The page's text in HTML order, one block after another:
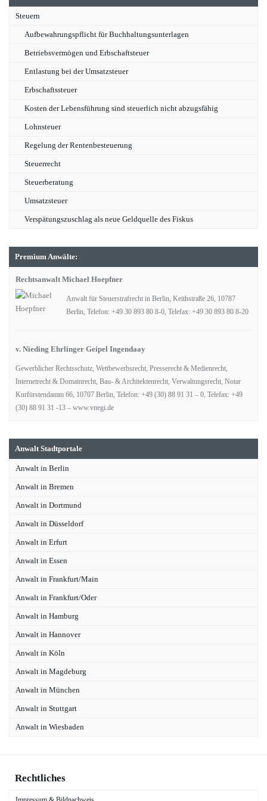
Steuern
Aufbewahrungspflicht für Buchhaltungsunterlagen
Betriebsvermögen und Erbschaftsteuer
Entlastung bei der Umsatzsteuer
Erbschaftssteuer
Kosten der Lebensführung sind steuerlich nicht abzugsfähig
Lohnsteuer
Regelung der Rentenbesteuerung
Steuerrecht
Steuerberatung
Umsatzsteuer
Verspätungszuschlag als neue Geldquelle des Fiskus
Premium Anwälte:
Rechtsanwalt Michael Hoepfner
Anwalt für Steuerstrafrecht in Berlin, Keithstraße 26, 10787
Berlin, Telefon: +49 30 893 80 8-0, Telefax: +49 30 893 80 8-20
v. Nieding Ehrlinger Geipel Ingendaay
Gewerblicher Rechtsschutz, Wettbewerbsrecht, Presserecht & Medienrecht,
Internetrecht & Domainrecht, Bau- & Architektenrecht, Verwaltungsrecht, Notar
Kurfürstendamm 66, 10707 Berlin, Telefon: +49 (30) 88 91 31 – 0, Telefax: +49
(30) 88 91 31 -13 – www.vnegi.de
Anwalt Stadtportale
Anwalt in Berlin
Anwalt in Bremen
Anwalt in Dortmund
Anwalt in Düsseldorf
Anwalt in Erfurt
Anwalt in Essen
Anwalt in Frankfurt/Main
Anwalt in Frankfurt/Oder
Anwalt in Hamburg
Anwalt in Hannover
Anwalt in Köln
Anwalt in Magdeburg
Anwalt in München
Anwalt in Stuttgart
Anwalt in Wiesbaden
Rechtliches